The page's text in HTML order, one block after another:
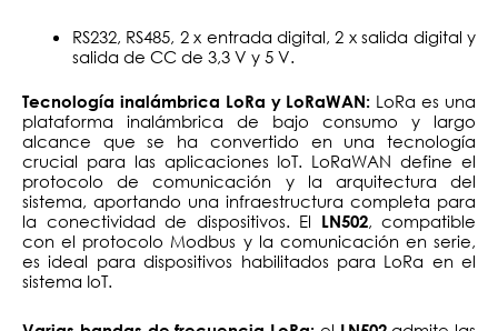
RS232, RS485, 2 x entrada digital, 2 x salida digital y
salida de CC de 3,3 V y 5 V.
Tecnología inalámbrica LoRa y LoRaWAN: LoRa es una
plataforma inalámbrica de bajo consumo y largo
alcance que se ha convertido en una tecnología
crucial para las aplicaciones IoT. LoRaWAN define el
protocolo de comunicación y la arquitectura del
sistema, aportando una infraestructura completa para
la conectividad de dispositivos. El
LN502, compatible
con el protocolo Modbus y la comunicación en serie,
es ideal para dispositivos habilitados para LoRa en el
sistema IoT.